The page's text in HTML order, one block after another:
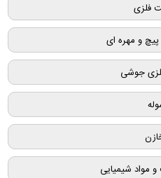
فلزی
و مهره ای
جوشی
مواد شیمیایی